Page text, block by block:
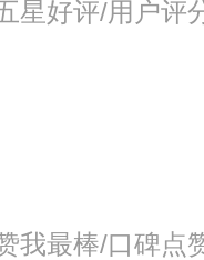
星好评/用户评
我最棒/口碑点